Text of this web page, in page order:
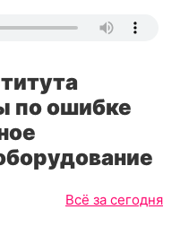
по ошибке
Всё за сегодня